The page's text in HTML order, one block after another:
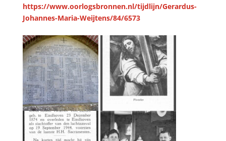
https://www.oorlogsbronnen.nl/tijdlijn/Gerardus-
Johannes-Maria-Weijtens/84/6573